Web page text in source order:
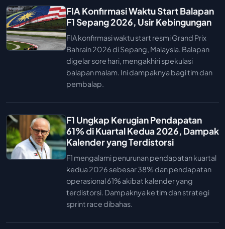
FIA Konfirmasi Waktu Start Balapan
F1 Sepang 2026, Usir Kebingungan
FIA konfirmasi waktu start resmi Grand Prix
Bahrain 2026 di Sepang, Malaysia. Balapan
digelar sore hari, mengakhiri spekulasi
balapan malam. Ini dampaknya bagi tim dan
pembalap.
F1 Ungkap Kerugian Pendapatan
61% di Kuartal Kedua 2026, Dampak
Kalender yang Terdistorsi
F1 mengalami penurunan pendapatan kuartal
kedua 2026 sebesar 38% dan pendapatan
operasional 61% akibat kalender yang
terdistorsi. Dampaknya ke tim dan strategi
sprint race dibahas.